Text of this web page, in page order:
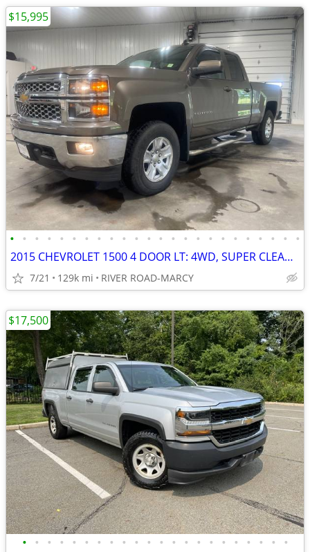
• • • • • • • • • • • • • • • • • • • • • • • •
2015 CHEVROLET 1500 4 DOOR LT: 4WD, SUPER CLEAN, ICE COLD A/C, TOW PKG
7/21 129k mi RIVER ROAD-MARCY
$15,995
• • • • • • • • • • • • • • • • • • • • • •
$17,500